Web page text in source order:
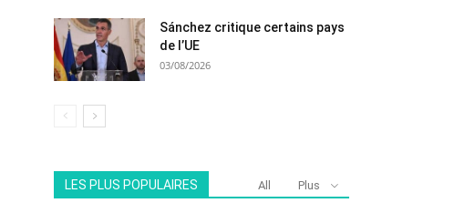
Sánchez critique certains pays
de l’UE
03/08/2026
LES PLUS POPULAIRES All Plus